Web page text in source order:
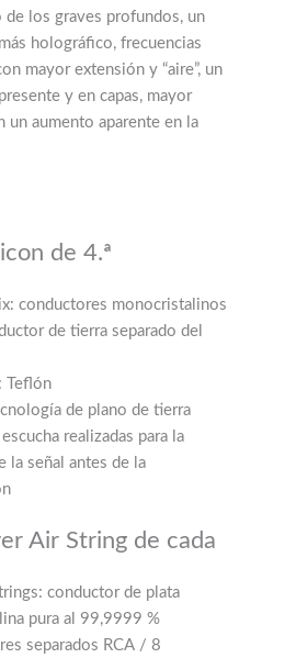
de los graves profundos, un
holográfico, frecuencias
mayor extensión y “aire”, un
y en capas, mayor
un aumento aparente en la
de 4.ª
conductores monocristalinos
de tierra separado del
Teflón
de plano de tierra
realizadas para la
la señal antes de la
Air String de cada
conductor de plata
pura al 99,9999 %
separados RCA / 8